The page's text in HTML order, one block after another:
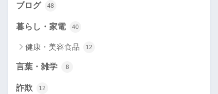
ブログ 48
暮らし・家電 40
健康・美容食品 12
言葉・雑学 8
詐欺 12